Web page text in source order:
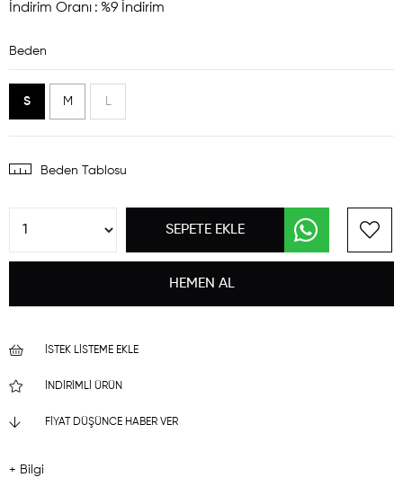
İndirim Oranı : %9 İndirim
Beden
S M
Beden Tablosu
İSTEK LISTEME EKLE
İNDIRIMLI ÜRÜN
FIYAT DÜŞÜNCE HABER VER
+ Bilgi